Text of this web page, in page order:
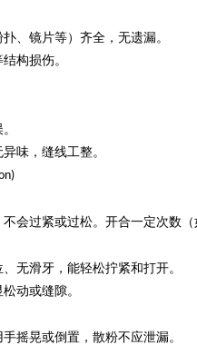
、镜片等）齐全，无遗漏。
构损伤。
味，缝线工整。
会过紧或过松。开合一定次数（
无滑牙，能轻松拧紧和打开。
动或缝隙。
摇晃或倒置，散粉不应泄漏。